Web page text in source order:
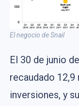
El negocio de Snail
El 30 de junio
recaudado
inversiones, y